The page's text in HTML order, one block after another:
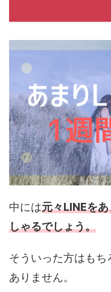
中には元々LINEを
しゃるでしょう。
そういった方はも
ありません。